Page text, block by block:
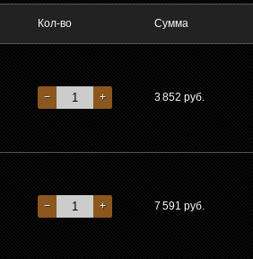
Кол-во Сумма
− + 3 852 руб.
− + 7 591 руб.